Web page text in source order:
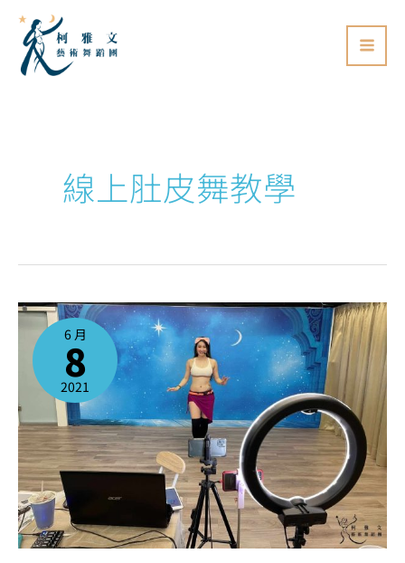
線上肚皮舞教學
6 月
8
2021
【停
課
通
長】
舞
線
上
課
程
持
續
開
課
中！
實
體
課
程
延
長
至
6/28
日！